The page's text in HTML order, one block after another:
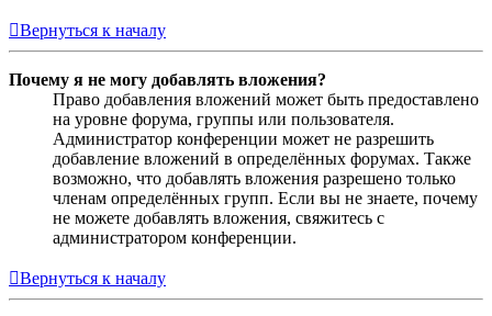
Вернуться к началу
Почему я не могу добавлять вложения?
Право добавления вложений может быть предоставлено
на уровне форума, группы или пользователя.
Администратор конференции может не разрешить
добавление вложений в определённых форумах. Также
возможно, что добавлять вложения разрешено только
членам определённых групп. Если вы не знаете, почему
не можете добавлять вложения, свяжитесь с
администратором конференции.
Вернуться к началу